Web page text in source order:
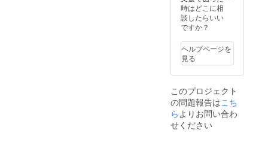
時はどこに相
談したらいい
ですか？
ヘルプページを
見る
このプロジェクト
の問題報告はこち
ら よりお問い合わ
せください